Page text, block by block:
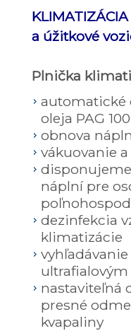
a úžitkové
Plnička
automatické
oleja PAG
obnova
vákuovanie
náplní pre
dezinfekcia
klimatizácie
nastaviteľná
presné
kvapaliny